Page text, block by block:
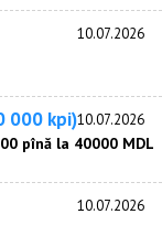
10.07.2026
000 kpi)10.07.2026
pînă la 40000 MDL
10.07.2026